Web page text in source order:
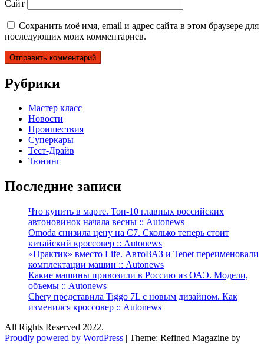
Сайт
Сохранить моё имя, email и адрес сайта в этом браузере для
последующих моих комментариев.
Рубрики
Мастер класс
Новости
Проишествия
Суперкары
Тест-Драйв
Тюнинг
Последние записи
Что купить в марте. Топ-10 главных российских
автоновинок начала весны :: Autonews
Omoda снизила цену на C7. Сколько теперь стоит
китайский кроссовер :: Autonews
«Практик» вместо Life. АвтоВАЗ и Tenet переименовали
комплектации машин :: Autonews
Какие машины привозили в Россию из ОАЭ. Модели,
объемы :: Autonews
Chery представила Tiggo 7L с новым дизайном. Как
изменился кроссовер :: Autonews
All Rights Reserved 2022.
Proudly powered by WordPress | Theme: Refined Magazine by